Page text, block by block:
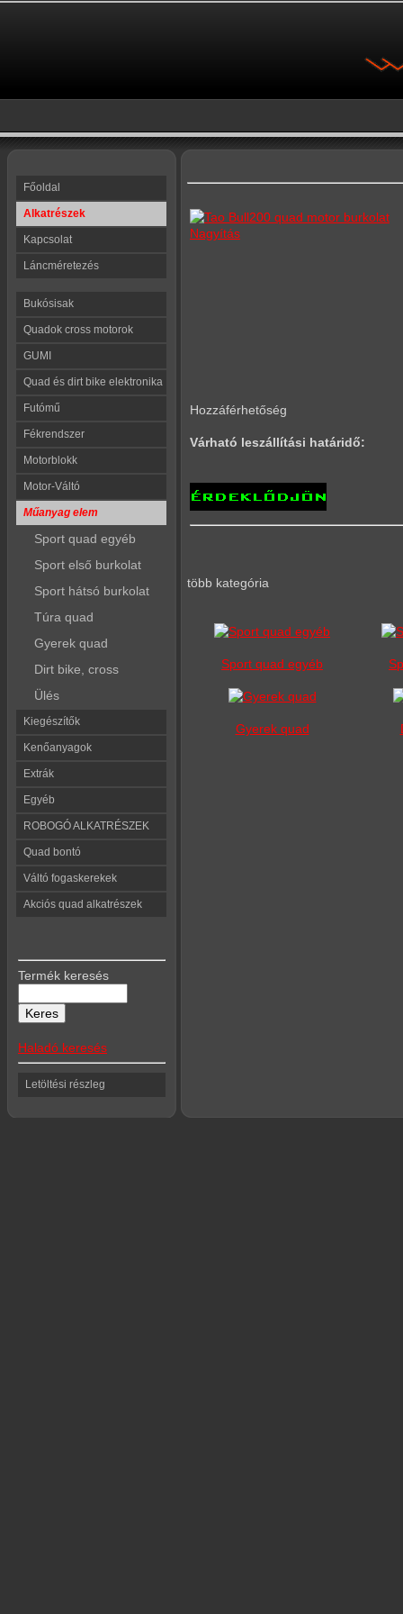
Főoldal
Alkatrészek
Kapcsolat
Láncméretezés
Bukósisak
Quadok cross motorok
GUMI
Quad és dirt bike elektronika
Futómű
Fékrendszer
Motorblokk
Motor-Váltó
Műanyag elem
Sport quad egyéb
Sport első burkolat
Sport hátsó burkolat
Túra quad
Gyerek quad
Dirt bike, cross
Ülés
Kiegészítők
Kenőanyagok
Extrák
Egyéb
ROBOGÓ ALKATRÉSZEK
Quad bontó
Váltó fogaskerekek
Akciós quad alkatrészek
Termék keresés
Haladó keresés
Letöltési részleg
Nagyítás
Hozzáférhetőség
Várható leszállítási határidő:
több kategória
Sport quad egyéb
Gyerek quad